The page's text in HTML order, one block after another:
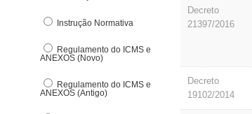
Instrução Normativa
Regulamento do ICMS e
ANEXOS (Novo)
Regulamento do ICMS e
ANEXOS (Antigo)
Decreto
21397/2016
Decreto
19102/2014